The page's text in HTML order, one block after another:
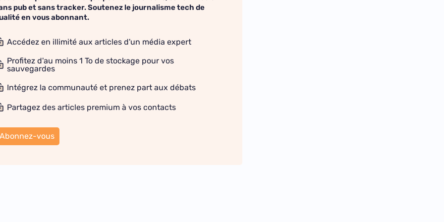
pub et sans tracker. Soutenez le journalisme tech de
en vous abonnant.
Accédez en illimité aux articles d'un média expert
Profitez d'au moins 1 To de stockage pour vos
sauvegardes
Intégrez la communauté et prenez part aux débats
Partagez des articles premium à vos contacts
Abonnez-vous